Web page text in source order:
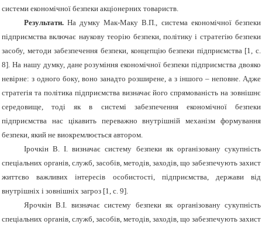
системи економічної безпеки акціонерних товариств.
Результати. На думку Мак-Маку В.П., система економічної безпеки
підприємства включає наукову теорію безпеки, політику і стратегію безпеки
засобу, методи забезпечення безпеки, концепцію безпеки підприємства [1, с.
8]. На нашу думку, дане розуміння економічної безпеки підприємства двояко
невірне: з одного боку, воно занадто розширене, а з іншого – неповне. Адже
стратегія та політика підприємства визначає його спрямованість на зовнішнє
середовище, тоді як в системі забезпечення економічної безпеки
підприємства нас цікавить переважно внутрішній механізм формування
безпеки, який не виокремлюється автором.
Ірочкін В. І. визначає систему безпеки як організовану сукупність
спеціальних органів, служб, засобів, методів, заходів, що забезпечують захист
життєво важливих інтересів особистості, підприємства, держави від
внутрішніх і зовнішніх загроз [1, с. 9].
Ярочкін В.І. визначає систему безпеки як організовану сукупність
спеціальних органів, служб, засобів, методів, заходів, що забезпечують захист